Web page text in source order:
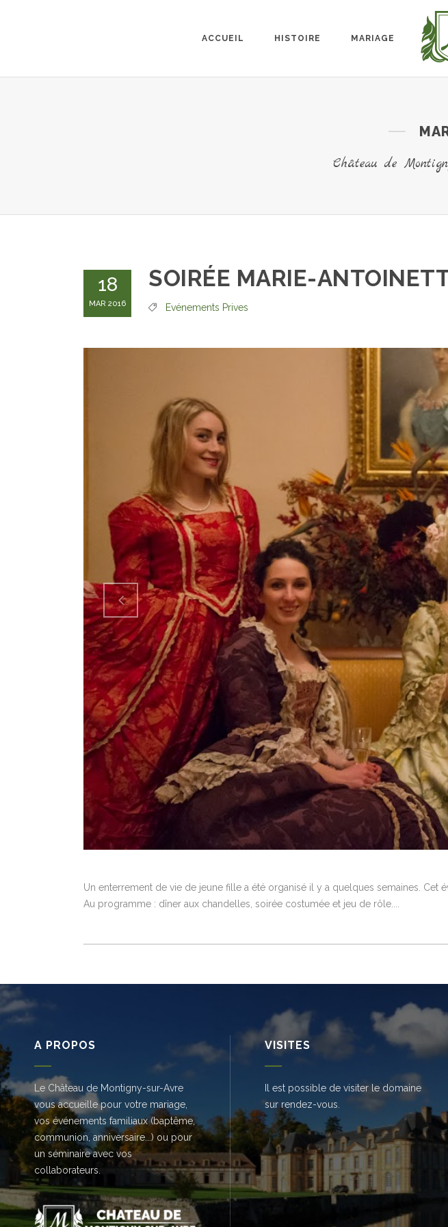
ACCUEIL HISTOIRE MARIAGE
Château de
18
MAR 2016
SOIRÉE MARIE-
Evénements Prives
Un enterrement de vie de jeune fille a été organisé il y a quelques semaines.
Au programme : dîner aux chandelles, soirée costumée et jeu de rôle....
A PROPOS
Le Château de Montigny-sur-Avre
vous accueille pour votre mariage,
vos événements familiaux (baptême,
communion, anniversaire...) ou pour
un séminaire avec vos
collaborateurs.
VISITES
Il est possible de visiter le domaine
sur rendez-vous.